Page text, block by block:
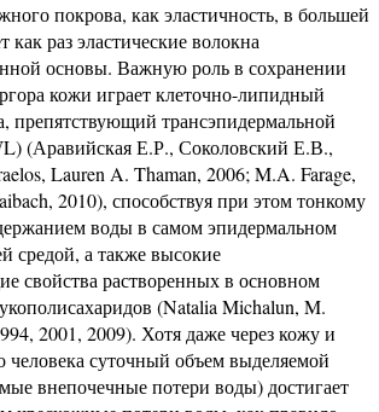
покрова, как эластичность, в большей
как раз эластические волокна
основы. Важную роль в сохранении
кожи играет клеточно-липидный
препятствующий трансэпидермальной
(Аравийская Е.Р., Соколовский Е.В.,
Lauren A. Thaman, 2006; M.A. Farage,
2010), способствуя при этом тонкому
воды в самом эпидермальном
средой, а также высокие
свойства растворенных в основном
(Natalia Michalun, M.
2001, 2009). Хотя даже через кожу и
человека суточный объем выделяемой
внепочечные потери воды) достигает